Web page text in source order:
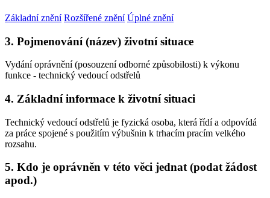
Základní znění Rozšířené znění Úplné znění
3. Pojmenování (název) životní situace
Vydání oprávnění (posouzení odborné způsobilosti) k výkonu
funkce - technický vedoucí odstřelů
4. Základní informace k životní situaci
Technický vedoucí odstřelů je fyzická osoba, která řídí a odpovídá
za práce spojené s použitím výbušnin k trhacím pracím velkého
rozsahu.
5. Kdo je oprávněn v této věci jednat (podat žádost
apod.)